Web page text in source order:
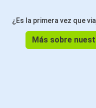
¿Es la primera vez que
Más sobre